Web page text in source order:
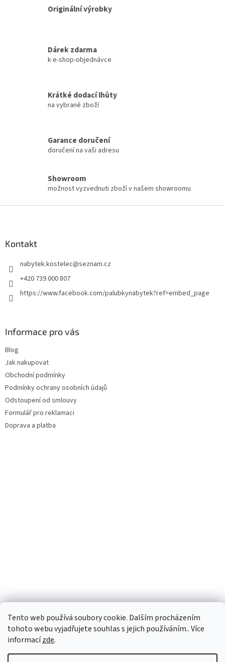
Tento web používá soubory cookie. Dalším procházením
tohoto webu vyjadřujete souhlas s jejich používáním.. Více
informacízde.
k
Originální výrobky
Dárek zdarma
k e-shop-objednávce
Krátké dodací lhůty
na vybrané zboží
Garance doručení
doručení na vaši adresu
Showroom
možnost vyzvednuti zboží v našem showroomu
Kontakt
nabytek.kostelec@seznam.cz
+420 739 000 807
https://www.facebook.com/palubkynabytek?ref=embed_page
Informace pro vás
Blog
Jak nakupovat
Obchodní podmínky
Podmínky ochrany osobních údajů
Odstoupení od smlouvy
Formulář pro reklamaci
Doprava a platba
Facebook